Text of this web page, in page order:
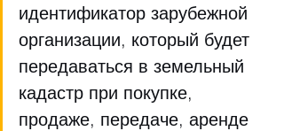
идентификатор зарубежной
организации, который будет
передаваться в земельный
кадастр при покупке,
продаже, передаче, аренде